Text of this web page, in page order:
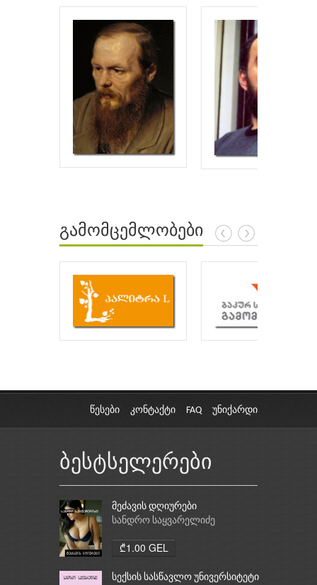
გამომცემლობები
წესები კონტაქტი FAQ უნიქარდი
ბესტსელერები
მეძავის დღიურები
სანდრო საყვარელიძე
₾1.00 GEL
სექსის სასწავლო უნივერსიტეტი